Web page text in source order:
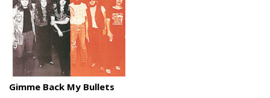
Gimme Back My Bullets